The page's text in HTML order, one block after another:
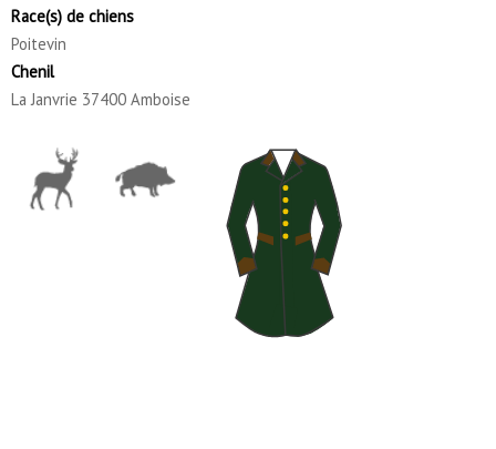
Race(s) de chiens
Poitevin
Chenil
La Janvrie 37400 Amboise